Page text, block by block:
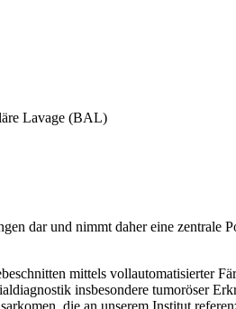
Lavage (BAL)
dar und nimmt daher eine zentrale
mittels vollautomatisierter
insbesondere tumoröser
die an unserem Institut